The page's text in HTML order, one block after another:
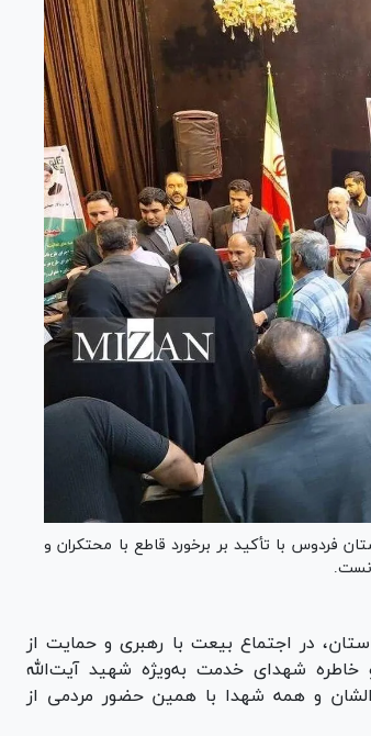
فردوس با تأکید بر برخورد قاطع با محتکران و
در اجتماع بیعت با رهبری و حمایت از
خاطره شهدای خدمت به‌ویژه شهید آیت‌الله
و همه شهدا با همین حضور مردمی از